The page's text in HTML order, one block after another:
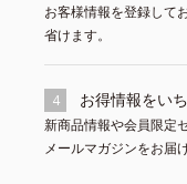
お客様情報を登録して
省けます。
4 お得情報をい
新商品情報や会員限定
メールマガジンをお届